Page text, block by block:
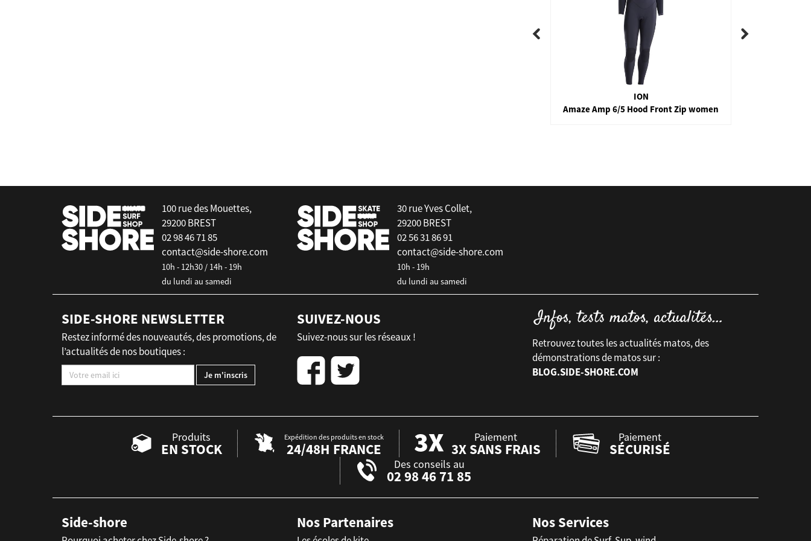
ION
Amaze Amp 6/5 Hood Front Zip women
100 rue des Mouettes,
29200 BREST
02 98 46 71 85
contact@side-shore.com
10h - 12h30 / 14h - 19h
du lundi au samedi
30 rue Yves Collet,
29200 BREST
02 56 31 86 91
contact@side-shore.com
10h - 19h
du lundi au samedi
SIDE-SHORE NEWSLETTER
Restez informé des nouveautés, des promotions, de
l’actualités de nos boutiques :
SUIVEZ-NOUS
Suivez-nous sur les réseaux !
Retrouvez toutes les actualités matos, des
démonstrations de matos sur :
BLOG.SIDE-SHORE.COM
Produits
EN STOCK
Expédition des produits en stock
24/48H FRANCE
Paiement
3X SANS FRAIS
Paiement
SÉCURISÉ
Des conseils au
02 98 46 71 85
Side-shore Nos Partenaires Nos Services